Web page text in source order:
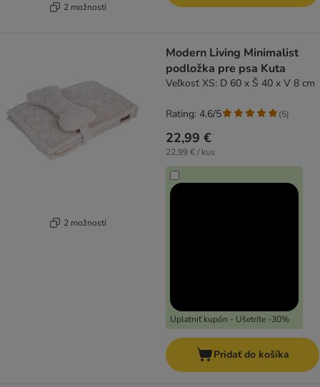
2 možností
2 možností
Modern Living Minimalist
podložka pre psa Kuta
Veľkosť XS: D 60 x Š 40 x V 8 cm
22,99 €
22,99 € / kus
Uplatniť kupón - Ušetríte -30%
Rating: 4.6/5 (5)
Pridať do košíka